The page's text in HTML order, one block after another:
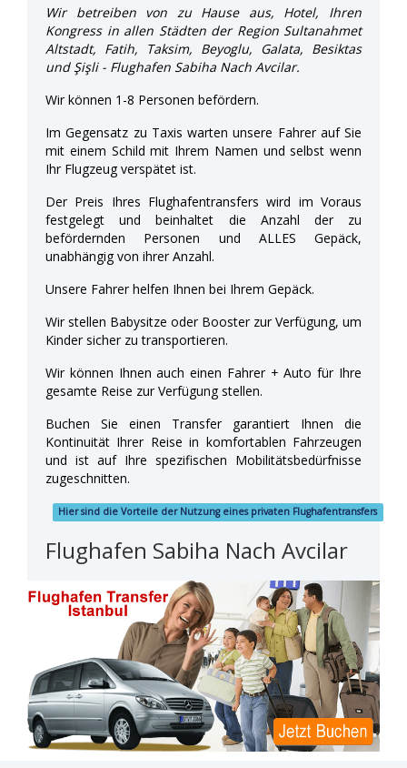
Wir betreiben von zu Hause aus, Hotel, Ihren
Kongress in allen Städten der Region Sultanahmet
Altstadt, Fatih, Taksim, Beyoglu, Galata, Besiktas
und Şişli - Flughafen Sabiha Nach Avcilar.
Wir können 1-8 Personen befördern.
Im Gegensatz zu Taxis warten unsere Fahrer auf Sie
mit einem Schild mit Ihrem Namen und selbst wenn
Ihr Flugzeug verspätet ist.
Der Preis Ihres Flughafentransfers wird im Voraus
festgelegt und beinhaltet die Anzahl der zu
befördernden Personen und ALLES Gepäck,
unabhängig von ihrer Anzahl.
Unsere Fahrer helfen Ihnen bei Ihrem Gepäck.
Wir stellen Babysitze oder Booster zur Verfügung, um
Kinder sicher zu transportieren.
Wir können Ihnen auch einen Fahrer + Auto für Ihre
gesamte Reise zur Verfügung stellen.
Buchen Sie einen Transfer garantiert Ihnen die
Kontinuität Ihrer Reise in komfortablen Fahrzeugen
und ist auf Ihre spezifischen Mobilitätsbedürfnisse
zugeschnitten.
Hier sind die Vorteile der Nutzung eines privaten Flughafentransfers
Flughafen Sabiha Nach Avcilar